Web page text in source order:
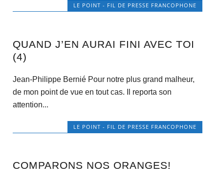
LE POINT - FIL DE PRESSE FRANCOPHONE
QUAND J’EN AURAI FINI AVEC TOI
(4)
Jean-Philippe Bernié Pour notre plus grand malheur,
de mon point de vue en tout cas. Il reporta son
attention...
LE POINT - FIL DE PRESSE FRANCOPHONE
COMPARONS NOS ORANGES!